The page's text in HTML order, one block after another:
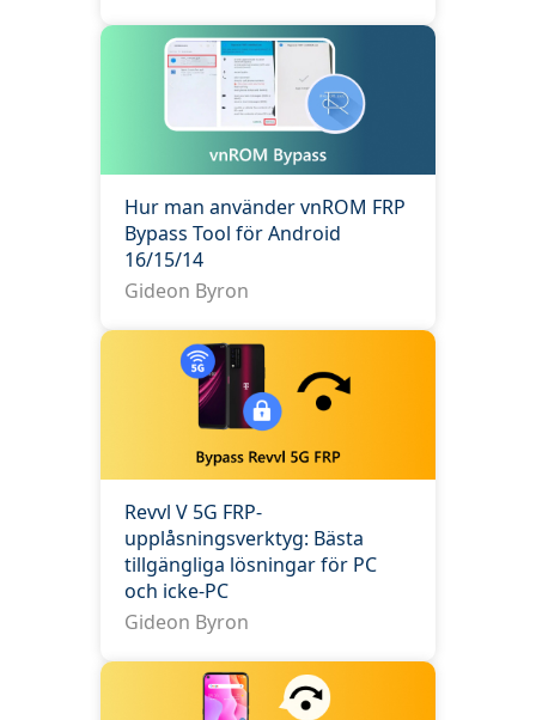
Hur man använder vnROM FRP
Bypass Tool för Android
16/15/14
Gideon Byron
Revvl V 5G FRP-
upplåsningsverktyg: Bästa
tillgängliga lösningar för PC
och icke-PC
Gideon Byron